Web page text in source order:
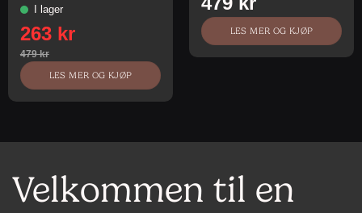
LES MER OG KJØP
LES MER OG KJØP
Velkommen til en